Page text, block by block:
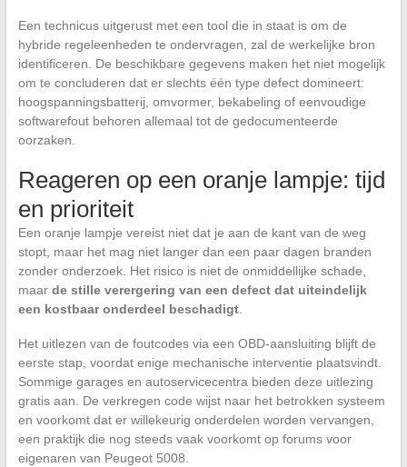
Een technicus uitgerust met een tool die in staat is om de
hybride regeleenheden te ondervragen, zal de werkelijke bron
identificeren. De beschikbare gegevens maken het niet mogelijk
om te concluderen dat er slechts één type defect domineert:
hoogspanningsbatterij, omvormer, bekabeling of eenvoudige
softwarefout behoren allemaal tot de gedocumenteerde
oorzaken.
Reageren op een oranje lampje: tijd
en prioriteit
Een oranje lampje vereist niet dat je aan de kant van de weg
stopt, maar het mag niet langer dan een paar dagen branden
zonder onderzoek. Het risico is niet de onmiddellijke schade,
maar de stille verergering van een defect dat uiteindelijk
een kostbaar onderdeel beschadigt.
Het uitlezen van de foutcodes via een OBD-aansluiting blijft de
eerste stap, voordat enige mechanische interventie plaatsvindt.
Sommige garages en autoservicecentra bieden deze uitlezing
gratis aan. De verkregen code wijst naar het betrokken systeem
en voorkomt dat er willekeurig onderdelen worden vervangen,
een praktijk die nog steeds vaak voorkomt op forums voor
eigenaren van Peugeot 5008.